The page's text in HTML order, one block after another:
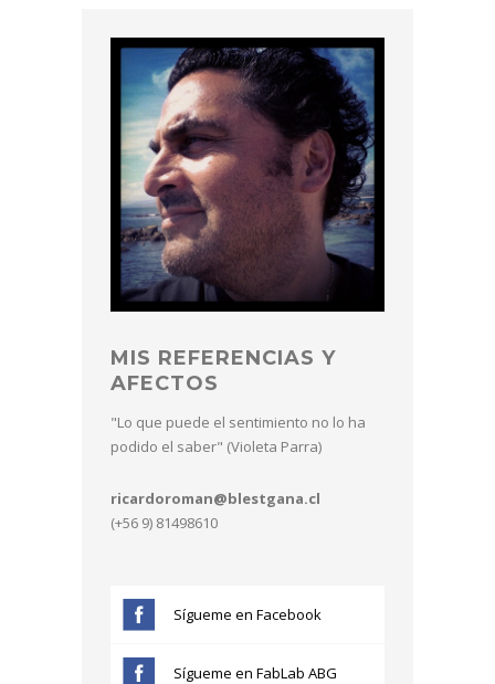
MIS REFERENCIAS Y
AFECTOS
"Lo que puede el sentimiento no lo ha
podido el saber" (Violeta Parra)
ricardoroman@blestgana.cl
(+56 9) 81498610
Sígueme en Facebook
Sígueme en FabLab ABG